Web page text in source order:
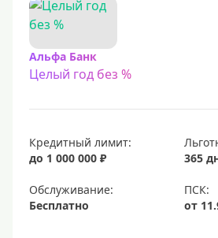
Льготный период (без
С льготным периодом
50 дней
55 дней
На 90 дней
100 дней
110 дней
Альфа Банк
Целый год без %
Кредитный лимит:
до 1 000 000 ₽
365
Обслуживание:
Бесплатно